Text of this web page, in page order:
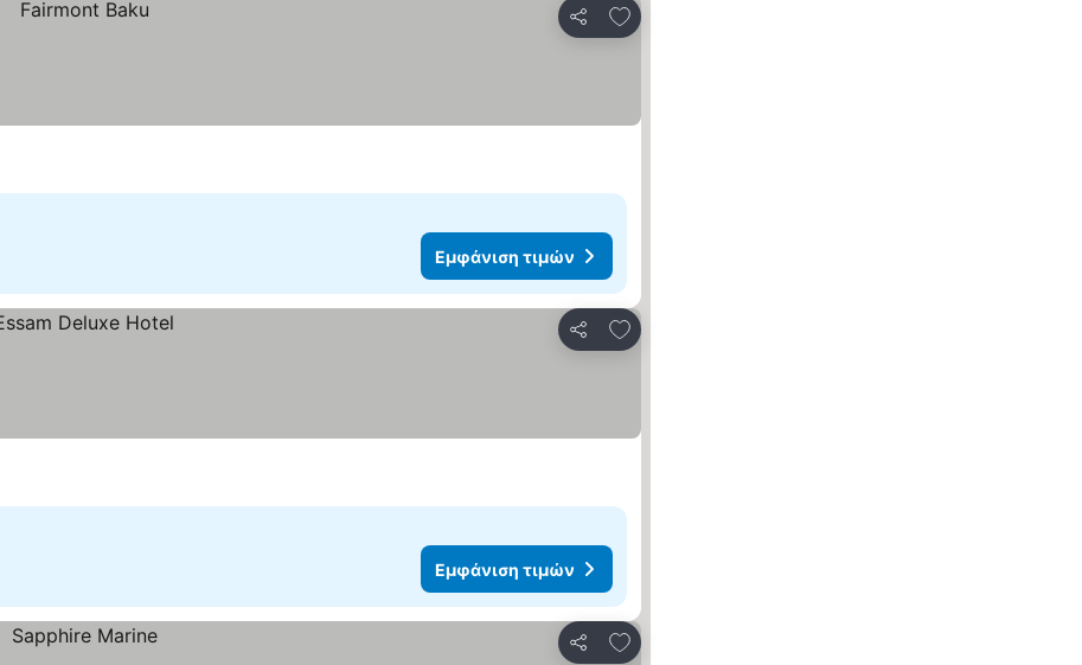
Κοινοποίηση
Προσθήκη στα αγαπημένα
Εμφάνιση τιμών
Κοινοποίηση
Προσθήκη στα αγαπημένα
Εμφάνιση τιμών
Κοινοποίηση
Προσθήκη στα αγαπημένα